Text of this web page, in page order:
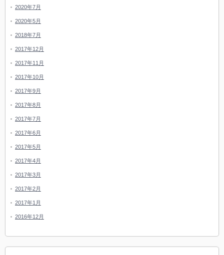
2020年7月
2020年5月
2018年7月
2017年12月
2017年11月
2017年10月
2017年9月
2017年8月
2017年7月
2017年6月
2017年5月
2017年4月
2017年3月
2017年2月
2017年1月
2016年12月